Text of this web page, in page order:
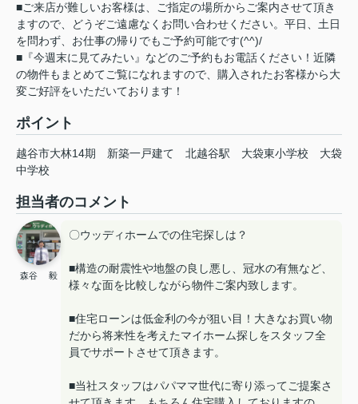
■ご来店が難しいお客様は、ご指定の場所からご案内させて頂き
ますので、どうぞご遠慮なくお問い合わせください。平日、土日
を問わず、お仕事の帰りでもご予約可能です(^^)/
■『今週末に見てみたい』などのご予約もお電話ください！近隣
の物件もまとめてご覧になれますので、購入されたお客様から大
変ご好評をいただいております！
ポイント
越谷市大林14期 新築一戸建て 北越谷駅 大袋東小学校
大袋
中学校
担当者のコメント
森谷 毅
〇ウッディホームでの住宅探しは？
■構造の耐震性や地盤の良し悪し、冠水の有無など、
様々な面を比較しながら物件ご案内致します。
■住宅ローンは低金利の今が狙い目！大きなお買い物
だから将来性を考えたマイホーム探しをスタッフ全
員でサポートさせて頂きます。
■当社スタッフはパパママ世代に寄り添ってご提案さ